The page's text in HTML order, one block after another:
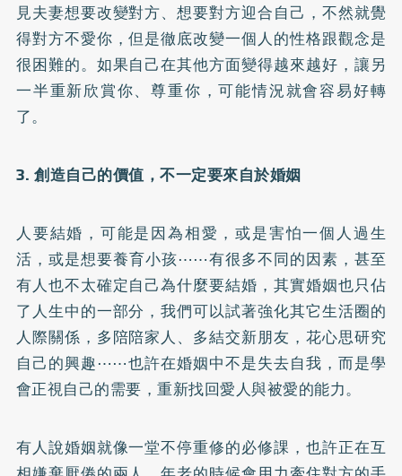
見夫妻想要改變對方、想要對方迎合自己，不然就覺
得對方不愛你，但是徹底改變一個人的性格跟觀念是
很困難的。如果自己在其他方面變得越來越好，讓另
一半重新欣賞你、尊重你，可能情況就會容易好轉
了。
3. 創造自己的價值，不一定要來自於婚姻
人要結婚，可能是因為相愛，或是害怕一個人過生
活，或是想要養育小孩⋯⋯有很多不同的因素，甚至
有人也不太確定自己為什麼要結婚，其實婚姻也只佔
了人生中的一部分，我們可以試著強化其它生活圈的
人際關係，多陪陪家人、多結交新朋友，花心思研究
自己的興趣⋯⋯也許在婚姻中不是失去自我，而是學
會正視自己的需要，重新找回愛人與被愛的能力。
有人說婚姻就像一堂不停重修的必修課，也許正在互